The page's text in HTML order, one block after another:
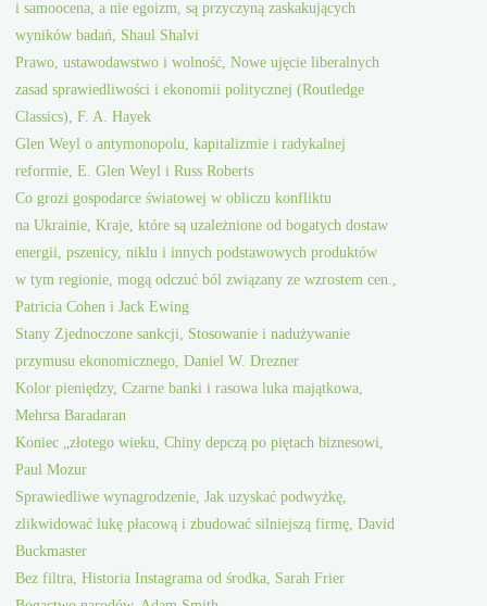
i samoocena, a nie egoizm, są przyczyną zaskakujących
wyników badań, Shaul Shalvi
Prawo, ustawodawstwo i wolność, Nowe ujęcie liberalnych
zasad sprawiedliwości i ekonomii politycznej (Routledge
Classics), F. A. Hayek
Glen Weyl o antymonopolu, kapitalizmie i radykalnej
reformie, E. Glen Weyl i Russ Roberts
Co grozi gospodarce światowej w obliczu konfliktu
na Ukrainie, Kraje, które są uzależnione od bogatych dostaw
energii, pszenicy, niklu i innych podstawowych produktów
w tym regionie, mogą odczuć ból związany ze wzrostem cen.,
Patricia Cohen i Jack Ewing
Stany Zjednoczone sankcji, Stosowanie i nadużywanie
przymusu ekonomicznego, Daniel W. Drezner
Kolor pieniędzy, Czarne banki i rasowa luka majątkowa,
Mehrsa Baradaran
Koniec „złotego wieku, Chiny depczą po piętach biznesowi,
Paul Mozur
Sprawiedliwe wynagrodzenie, Jak uzyskać podwyżkę,
zlikwidować lukę płacową i zbudować silniejszą firmę, David
Buckmaster
Bez filtra, Historia Instagrama od środka, Sarah Frier